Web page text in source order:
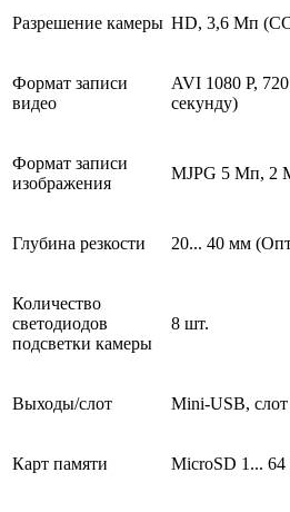
Разрешение камеры HD, 3,6 Мп
Формат записи
видео
AVI 1080 Р,
секунду)
Формат записи
изображения
MJPG 5 Мп, 2
Глубина резкости 20... 40 мм
Количество
светодиодов
подсветки камеры
8 шт.
Выходы/слот Mini-USB,
Карт памяти MicroSD 1... 64